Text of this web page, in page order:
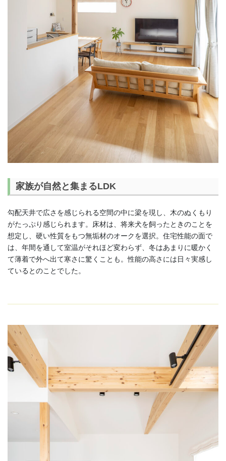
家族が自然と集まるLDK
勾配天井で広さを感じられる空間の中に梁を現し、木のぬくもり
がたっぷり感じられます。床材は、将来犬を飼ったときのことを
想定し、硬い性質をもつ無垢材のオークを選択。住宅性能の面で
は、年間を通して室温がそれほど変わらず、冬はあまりに暖かく
て薄着で外へ出て寒さに驚くことも。性能の高さには日々実感し
ているとのことでした。